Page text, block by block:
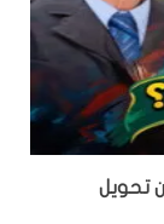
تحويل